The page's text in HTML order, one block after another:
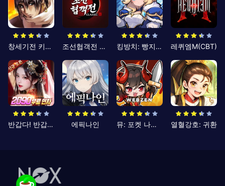
창세기전 키우기 조선협객전 클래식 킹방치: 빵지의 제왕 레퀴엠M(CBT)
반갑다! 반갑삼국지 에픽나인 뮤: 포켓 나이츠 열혈강호: 귀환